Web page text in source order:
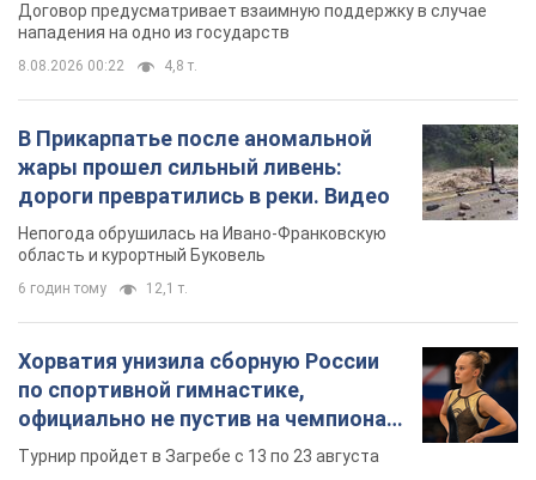
Договор предусматривает взаимную поддержку в случае
нападения на одно из государств
8.08.2026 00:22 4,8 т.
В Прикарпатье после аномальной
жары прошел сильный ливень:
дороги превратились в реки. Видео
Непогода обрушилась на Ивано-Франковскую
область и курортный Буковель
6 годин тому 12,1 т.
Хорватия унизила сборную России
по спортивной гимнастике,
официально не пустив на чемпионат
Европы основных спортсменов
Турнир пройдет в Загребе с 13 по 23 августа